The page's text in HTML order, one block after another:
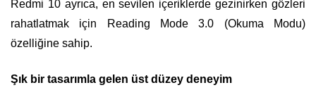
Redmi 10 ayrıca, en sevilen içeriklerde gezinirken gözleri
rahatlatmak için Reading Mode 3.0 (Okuma Modu)
özelliğine sahip.
Şık bir tasarımla gelen üst düzey deneyim